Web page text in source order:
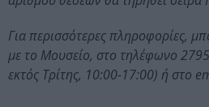
Για περισσότερες πληροφορίες,
με το Μουσείο, στο τηλέφωνο
εκτός Τρίτης, 10:00-17:00) ή στο